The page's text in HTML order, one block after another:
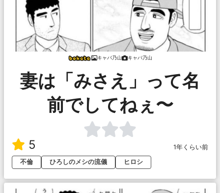
キャバ乃山 キャバ乃山
妻は「みさえ」って名
前でしてねぇ〜
5
1年くらい前
不倫
ひろしのメシの流儀 ヒロシ